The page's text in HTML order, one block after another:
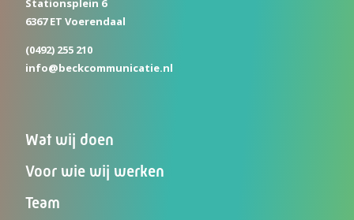
Stationsplein 6
6367 ET Voerendaal
(0492) 255 210
info@beckcommunicatie.nl
Wat wij doen
Voor wie wij werken
Team